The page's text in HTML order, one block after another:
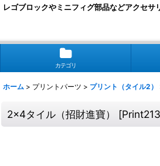
レゴブロックやミニフィグ部品などアクセサ
カテゴリ
ホーム > プリントパーツ > プリント（タイル2）
2x4タイル（招財進寶） [